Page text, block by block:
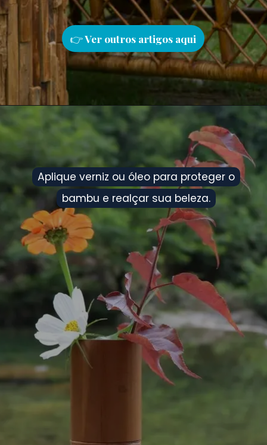
👉Ver outros artigos aqui
Aplique verniz ou óleo para proteger o
bambu e realçar sua beleza.
Aplique verniz ou óleo para proteger o
bambu e realçar sua beleza.